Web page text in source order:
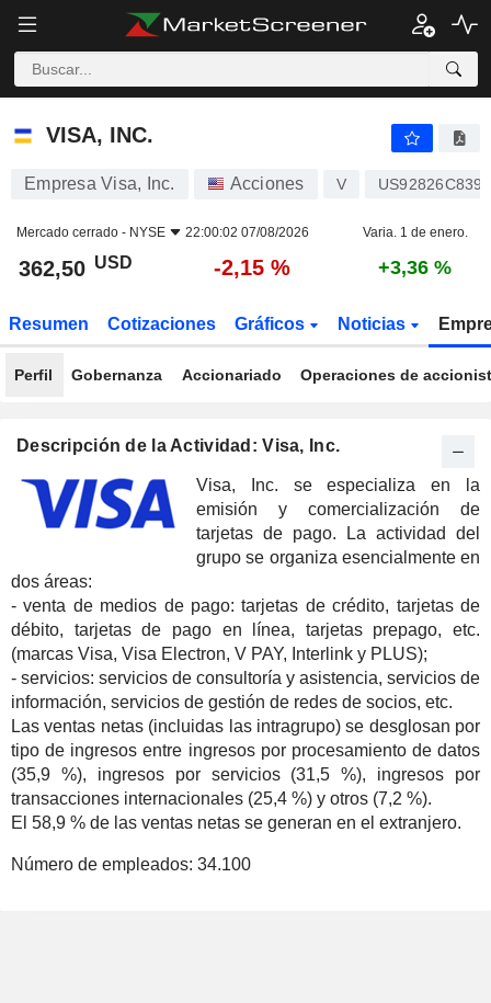
VISA, INC.
VISA, INC.
Empresa Visa, Inc. Acciones V US92826C8394
Mercado cerrado - NYSE 22:00:02 07/08/2026 Varia. 1 de enero.
362,50 USD -2,15 % +3,36 %
Resumen Cotizaciones Gráficos Noticias
Perfil Gobernanza Accionariado Operaciones de
Descripción de la Actividad: Visa, Inc.
Visa, Inc. se especializa en la
emisión y comercialización de
tarjetas de pago. La actividad del
grupo se organiza esencialmente en
dos áreas:
- venta de medios de pago: tarjetas de crédito, tarjetas de
débito, tarjetas de pago en línea, tarjetas prepago, etc.
(marcas Visa, Visa Electron, V PAY, Interlink y PLUS);
- servicios: servicios de consultoría y asistencia, servicios de
información, servicios de gestión de redes de socios, etc.
Las ventas netas (incluidas las intragrupo) se desglosan por
tipo de ingresos entre ingresos por procesamiento de datos
(35,9 %), ingresos por servicios (31,5 %), ingresos por
transacciones internacionales (25,4 %) y otros (7,2 %).
El 58,9 % de las ventas netas se generan en el extranjero.
Número de empleados: 34.100